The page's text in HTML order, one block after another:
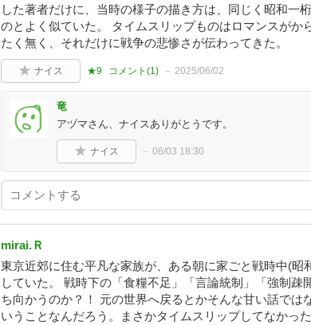
した著者だけに、当時の様子の描き方は、同じく昭和一
のとよく似ていた。 タイムスリップものはロマンスがか
たく無く、それだけに戦争の悲惨さが伝わってきた。
ナイス ★9 コメント(1) 2025/06/02
竜
アヅマさん、ナイスありがとうです。
ナイス 06/03 18:30
mirai.Ｒ
東京近郊に住む平凡な家族が、ある朝に家ごと戦時中(昭
していた。 戦時下の「食糧不足」「言論統制」「強制疎
ち向かうのか？！ 元の世界へ戻るとかそんな甘い話では
いうことなんだろう。まさかタイムスリップしてなかっ